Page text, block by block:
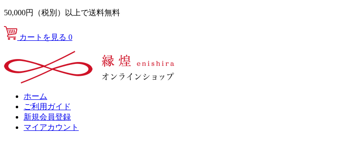
50,000円（税別）以上で送料無料
カートを見る 0
ホーム
ご利用ガイド
新規会員登録
マイアカウント